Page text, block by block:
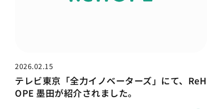
2026.02.15
テレビ東京「全力イノベーターズ」にて、ReH
OPE 墨田が紹介されました。